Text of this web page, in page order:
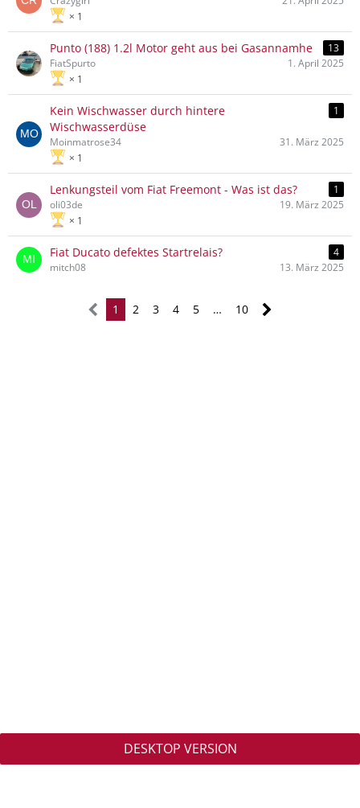
1
Punto (188) 1.2l Motor geht aus bei Gasannamhe 13
1
FiatSpurto 1. April 2025
Kein Wischwasser durch hintere
Wischwasserdüse
1
1
Moinmatrose34 31. März 2025
Lenkungsteil vom Fiat Freemont - Was ist das? 1
1
oli03de 19. März 2025
Fiat Ducato defektes Startrelais?
4
mitch08
13. März 2025
1 2 3 4 5 … 10
DESKTOP VERSION